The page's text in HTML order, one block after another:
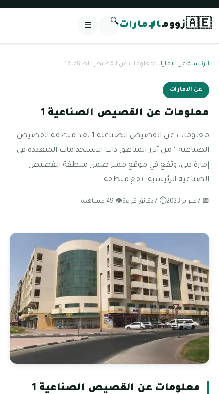
🇦🇪زوومالإمارات🔍
☰
الرئيسية/عن الامارات/معلومات عن القصيص الصناعية 1
عن الامارات
معلومات عن القصيص الصناعية 1
معلومات عن القصيص الصناعية 1 تعد منطقة القصيص
الصناعية 1 من أبرز المناطق ذات الاستخدامات المتعددة في
إمارة دبي، وتقع في موقع مميز ضمن منطقة القصيص
الصناعية الرئيسية. تقع منطقة
📅 7 فبراير 2023 ⏱ 7 دقائق قراءة 👁 49 مشاهدة
معلومات عن القصيص الصناعية 1